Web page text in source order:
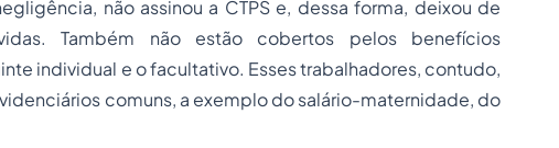
não assinou a CTPS e, dessa forma, deixou de
Também não estão cobertos pelos benefícios
individual e o facultativo. Esses trabalhadores, contudo,
comuns, a exemplo do salário-maternidade, do